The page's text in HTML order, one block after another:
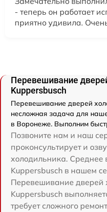
- теперь он работает
приятно удивила.
Перевешивание
Kuppersbusch
Перевешивание дверей
несложная задача для
в Воронеже. Выполним
Позвоните нам и наш
проконсультирует и
холодильника. Среднее
Kuppersbusch в нашем
Перевешивание дверей
Kuppersbusch
требует сложного